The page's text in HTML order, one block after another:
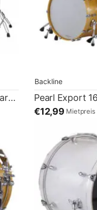
Pearl Export 14×5,5 Snare Marching weiß
Backline
€12,99 Mietpreis